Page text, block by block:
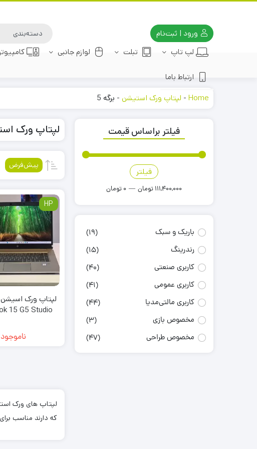
ورود | ثبت‌نام
لپ تاپ
تبلت لوازم جانبی کامپیوتر All in One
ارتباط باما
Home
- لپتاپ ورک استیشن - برگه 5
لپتاپ ورک
پیش‌فرض
HP
15 G5 Studio
ناموجود
لپتاپ های ورک
که دارند مناسب
فیلتر براساس قیمت
فیلتر
0 تومان — 111,400,000 تومان
باریک و سبک
(19)
رندرینگ
(15)
کاربری صنعتی
(40)
کاربری عمومی
(41)
کاربری مالتی‌مدیا
(44)
مخصوص بازی
(3)
مخصوص طراحی
(47)